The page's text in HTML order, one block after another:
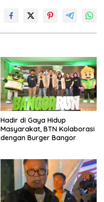
Hadir di Gaya Hidup
Masyarakat, BTN Kolaborasi
dengan Burger Bangor